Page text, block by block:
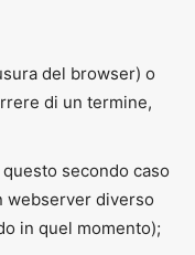
del browser) o
di un termine,
secondo caso
webserver diverso
in quel momento);